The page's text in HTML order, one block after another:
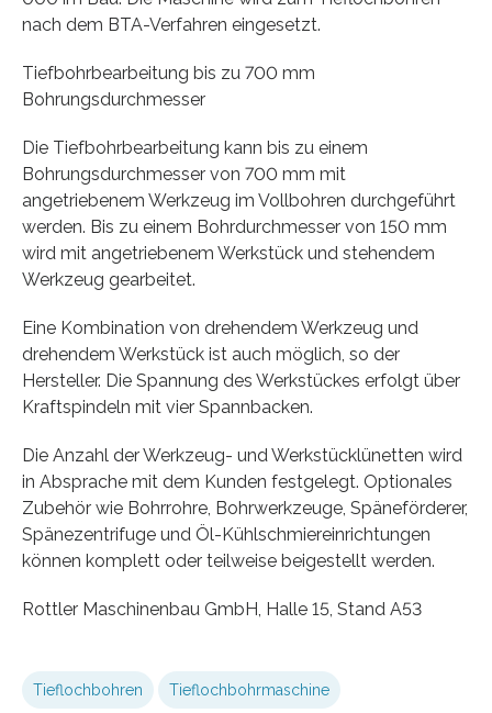
nach dem BTA-Verfahren eingesetzt.
Tiefbohrbearbeitung bis zu 700 mm
Bohrungsdurchmesser
Die Tiefbohrbearbeitung kann bis zu einem
Bohrungsdurchmesser von 700 mm mit
angetriebenem Werkzeug im Vollbohren durchgeführt
werden. Bis zu einem Bohrdurchmesser von 150 mm
wird mit angetriebenem Werkstück und stehendem
Werkzeug gearbeitet.
Eine Kombination von drehendem Werkzeug und
drehendem Werkstück ist auch möglich, so der
Hersteller. Die Spannung des Werkstückes erfolgt über
Kraftspindeln mit vier Spannbacken.
Die Anzahl der Werkzeug- und Werkstücklünetten wird
in Absprache mit dem Kunden festgelegt. Optionales
Zubehör wie Bohrrohre, Bohrwerkzeuge, Späneförderer,
Spänezentrifuge und Öl-Kühlschmiereinrichtungen
können komplett oder teilweise beigestellt werden.
Rottler Maschinenbau GmbH, Halle 15, Stand A53
Tieflochbohren Tieflochbohrmaschine